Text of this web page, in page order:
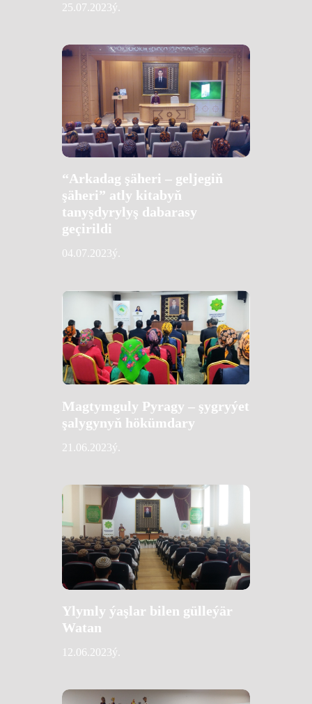
25.07.2023ý.
“Arkadag şäheri – geljegiň
şäheri” atly kitabyň
tanyşdyrylyş dabarasy
geçirildi
04.07.2023ý.
Magtymguly Pyragy – şygryýet
şalygynyň hökümdary
21.06.2023ý.
Ylymly ýaşlar bilen gülleýär
Watan
12.06.2023ý.